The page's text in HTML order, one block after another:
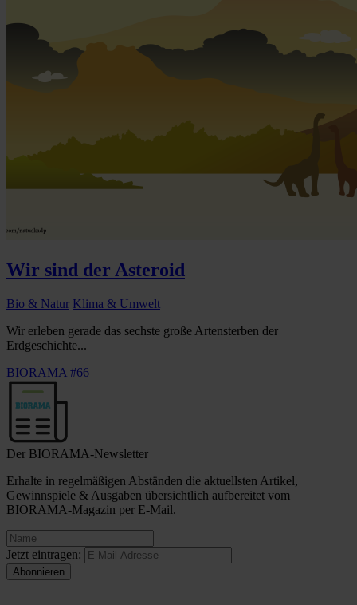
Wir sind der Asteroid
Bio & Natur Klima & Umwelt
Wir erleben gerade das sechste große Artensterben der
Erdgeschichte...
BIORAMA #66
Der BIORAMA-Newsletter
Erhalte in regelmäßigen Abständen die aktuellsten Artikel,
Gewinnspiele & Ausgaben übersichtlich aufbereitet vom
BIORAMA-Magazin per E-Mail.
Jetzt eintragen: